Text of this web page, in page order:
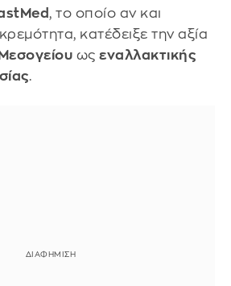
, το οποίο αν και
κατέδειξε την αξία
ως εναλλακτικής
.